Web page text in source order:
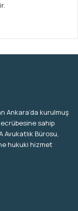
Ankara’da kurulmuş
sahip
Avukatlık Bürosu,
hukuki hizmet